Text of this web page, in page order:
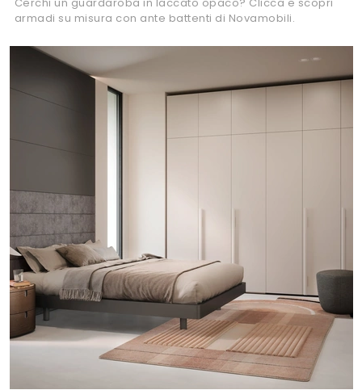
armadi su misura con ante battenti di Novamobili.